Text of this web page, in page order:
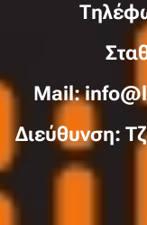
Mail:
Διεύθυνση: